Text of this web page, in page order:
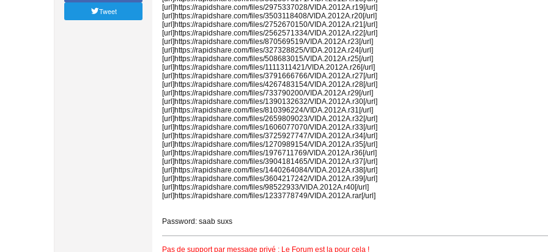
Tweet
[url]https://rapidshare.com/files/2975337028/VIDA.2012A.r19[/url]
[url]https://rapidshare.com/files/3503118408/VIDA.2012A.r20[/url]
[url]https://rapidshare.com/files/2752670150/VIDA.2012A.r21[/url]
[url]https://rapidshare.com/files/2562571334/VIDA.2012A.r22[/url]
[url]https://rapidshare.com/files/870569519/VIDA.2012A.r23[/url]
[url]https://rapidshare.com/files/327328825/VIDA.2012A.r24[/url]
[url]https://rapidshare.com/files/508683015/VIDA.2012A.r25[/url]
[url]https://rapidshare.com/files/1111311421/VIDA.2012A.r26[/url]
[url]https://rapidshare.com/files/3791666766/VIDA.2012A.r27[/url]
[url]https://rapidshare.com/files/4267483154/VIDA.2012A.r28[/url]
[url]https://rapidshare.com/files/733790200/VIDA.2012A.r29[/url]
[url]https://rapidshare.com/files/1390132632/VIDA.2012A.r30[/url]
[url]https://rapidshare.com/files/810396224/VIDA.2012A.r31[/url]
[url]https://rapidshare.com/files/2659809023/VIDA.2012A.r32[/url]
[url]https://rapidshare.com/files/1606077070/VIDA.2012A.r33[/url]
[url]https://rapidshare.com/files/3725927747/VIDA.2012A.r34[/url]
[url]https://rapidshare.com/files/1270989154/VIDA.2012A.r35[/url]
[url]https://rapidshare.com/files/1976711769/VIDA.2012A.r36[/url]
[url]https://rapidshare.com/files/3904181465/VIDA.2012A.r37[/url]
[url]https://rapidshare.com/files/1440264084/VIDA.2012A.r38[/url]
[url]https://rapidshare.com/files/3604217242/VIDA.2012A.r39[/url]
[url]https://rapidshare.com/files/98522933/VIDA.2012A.r40[/url]
[url]https://rapidshare.com/files/1233778749/VIDA.2012A.rar[/url]
Password: saab suxs
Pas de support par message privé : Le Forum est la pour cela !